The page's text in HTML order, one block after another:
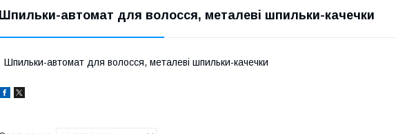
Шпильки-автомат для волосся, металеві шпильки-качечки
Шпильки-автомат для волосся, металеві шпильки-качечки